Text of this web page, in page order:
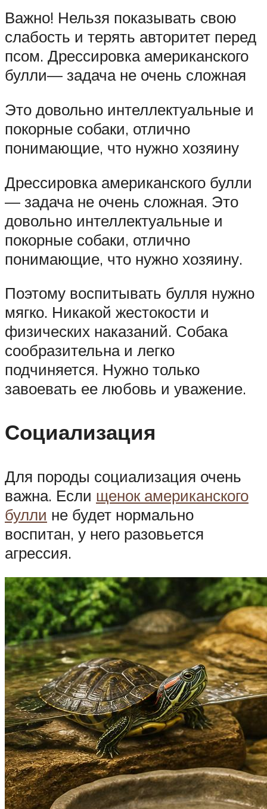
Важно! Нельзя показывать свою
слабость и терять авторитет перед
псом. Дрессировка американского
булли— задача не очень сложная
Это довольно интеллектуальные и
покорные собаки, отлично
понимающие, что нужно хозяину
Дрессировка американского булли
— задача не очень сложная. Это
довольно интеллектуальные и
покорные собаки, отлично
понимающие, что нужно хозяину.
Поэтому воспитывать булля нужно
мягко. Никакой жестокости и
физических наказаний. Собака
сообразительна и легко
подчиняется. Нужно только
завоевать ее любовь и уважение.
Социализация
Для породы социализация очень
важна. Если щенок американского
булли не будет нормально
воспитан, у него разовьется
агрессия.